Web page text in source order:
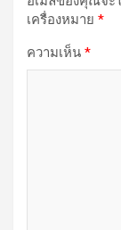
เครื่องหมาย *
ความเห็น *